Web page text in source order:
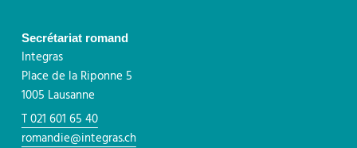
Secrétariat romand
Integras
Place de la Riponne 5
1005 Lausanne
T 021 601 65 40
romandie@integras.ch